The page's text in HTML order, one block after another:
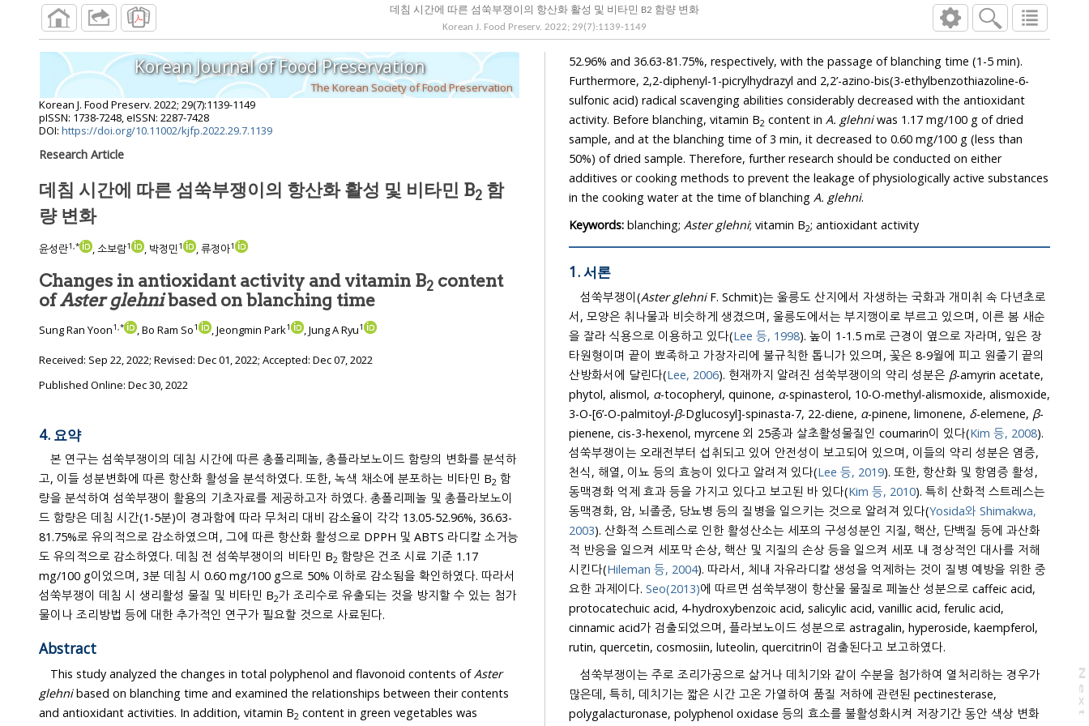
데침 시간에 따른 섬쑥부쟁이의 항산화 활성 및 비타민 B2 함량 변화
Korean J. Food Preserv. 2022; 29(7):1139-1149
N
e
x
t
a
g
Korean Journal of Food Preservation
The Korean Society of Food Preservation
Korean J. Food Preserv. 2022; 29(7):1139-1149
pISSN: 1738-7248, eISSN: 2287-7428
DOI: https://doi.org/10.11002/kjfp.2022.29.7.1139
Research Article
데침 시간에 따른 섬쑥부쟁이의 항산화 활성 및 비타민 B2 함
량 변화
윤성란1,* , 소보람1 , 박정민 1 , 류정아1
Changes in antioxidant activity and vitamin B2 content
ofAster glehnibased on blanching time
Sung Ran Yoon1,* , Bo Ram So1 , Jeongmin Park1 , Jung A Ryu1
Received: Sep 22, 2022; Revised: Dec 01, 2022; Accepted: Dec 07, 2022
Published Online: Dec 30, 2022
4. 요약
본 연구는 섬쑥부쟁이의 데침 시간에 따른 총폴리페놀, 총플라보노이드 함량의 변화를 분석하
고, 이들 성분변화에 따른 항산화 활성을 분석하였다. 또한, 녹색 채소에 분포하는 비타민 B2 함
량을 분석하여 섬쑥부쟁이 활용의 기초자료를 제공하고자 하였다. 총폴리페놀 및 총플라보노이
드 함량은 데침 시간(1-5분)이 경과함에 따라 무처리 대비 감소율이 각각 13.05-52.96%, 36.63-
81.75%로 유의적으로 감소하였으며, 그에 따른 항산화 활성으로 DPPH 및 ABTS 라디칼 소거능
도 유의적으로 감소하였다. 데침 전 섬쑥부쟁이의 비타민 B2 함량은 건조 시료 기준 1.17
mg/100 g이었으며, 3분 데침 시 0.60 mg/100 g으로 50% 이하로 감소됨을 확인하였다. 따라서
섬쑥부쟁이 데침 시 생리활성 물질 및 비타민 B2가 조리수로 유출되는 것을 방지할 수 있는 첨가
물이나 조리방법 등에 대한 추가적인 연구가 필요할 것으로 사료된다.
Abstract
This study analyzed the changes in total polyphenol and flavonoid contents ofAster
glehnibased on blanching time and examined the relationships between their contents
and antioxidant activities. In addition, vitamin B2 content in green vegetables was
52.96% and 36.63-81.75%, respectively, with the passage of blanching time (1-5 min).
Furthermore, 2,2-diphenyl-1-picrylhydrazyl and 2,2’-azino-bis(3-ethylbenzothiazoline-6-
sulfonic acid) radical scavenging abilities considerably decreased with the antioxidant
activity. Before blanching, vitamin B2 content in A. glehniwas 1.17 mg/100 g of dried
sample, and at the blanching time of 3 min, it decreased to 0.60 mg/100 g (less than
50%) of dried sample. Therefore, further research should be conducted on either
additives or cooking methods to prevent the leakage of physiologically active substances
in the cooking water at the time of blanching A. glehni.
Keywords: blanching; Aster glehni; vitamin B2; antioxidant activity
1. 서론
섬쑥부쟁이(Aster glehniF. Schmit)는 울릉도 산지에서 자생하는 국화과 개미취 속 다년초로
서, 모양은 취나물과 비슷하게 생겼으며, 울릉도에서는 부지깽이로 부르고 있으며, 이른 봄 새순
을 잘라 식용으로 이용하고 있다(Lee 등, 1998). 높이 1-1.5 m로 근경이 옆으로 자라며, 잎은 장
타원형이며 끝이 뾰족하고 가장자리에 불규칙한 톱니가 있으며, 꽃은 8-9월에 피고 원줄기 끝의
산방화서에 달린다(
Lee, 2006). 현재까지 알려진 섬쑥부쟁이의 약리 성분은 β-amyrin acetate,
phytol, alismol, α-tocopheryl, quinone, α-spinasterol, 10-O-methyl-alismoxide, alismoxide,
3-O-[6’-O-palmitoyl-β -Dglucosyl]-spinasta-7, 22-diene, α-pinene, limonene, δ-elemene, β-
pienene, cis-3-hexenol, myrcene 외 25종과 살초활성물질인 coumarin이 있다(Kim 등, 2008).
섬쑥부쟁이는 오래전부터 섭취되고 있어 안전성이 보고되어 있으며, 이들의 약리 성분은 염증,
천식, 해열, 이뇨 등의 효능이 있다고 알려져 있다(Lee 등, 2019). 또한, 항산화 및 항염증 활성,
동맥경화 억제 효과 등을 가지고 있다고 보고된 바 있다(
Kim 등, 2010). 특히 산화적 스트레스는
동맥경화, 암, 뇌졸중, 당뇨병 등의 질병을 일으키는 것으로 알려져 있다(Yosida와 Shimakwa,
2003). 산화적 스트레스로 인한 활성산소는 세포의 구성성분인 지질, 핵산, 단백질 등에 과산화
적 반응을 일으켜 세포막 손상, 핵산 및 지질의 손상 등을 일으켜 세포 내 정상적인 대사를 저해
시킨다(Hileman 등, 2004). 따라서, 체내 자유라디칼 생성을 억제하는 것이 질병 예방을 위한 중
요한 과제이다. Seo(2013)에 따르면 섬쑥부쟁이 항산물 물질로 페놀산 성분으로 caffeic acid,
protocatechuic acid, 4-hydroxybenzoic acid, salicylic acid, vanillic acid, ferulic acid,
cinnamic acid가 검출되었으며, 플라보노이드 성분으로 astragalin, hyperoside, kaempferol,
rutin, quercetin, cosmosiin, luteolin, quercitrin이 검출된다고 보고하였다.
섬쑥부쟁이는 주로 조리가공으로 삶거나 데치기와 같이 수분을 첨가하여 열처리하는 경우가
많은데, 특히, 데치기는 짧은 시간 고온 가열하여 품질 저하에 관련된 pectinesterase,
polygalacturonase, polyphenol oxidase 등의 효소를 불활성화시켜 저장기간 동안 색상 변화